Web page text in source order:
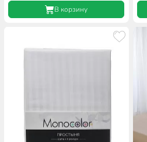
В корзину